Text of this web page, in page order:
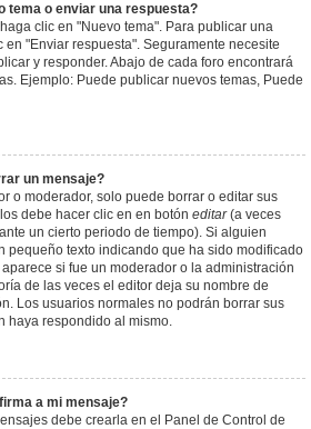
tema o enviar una respuesta?
clic en "Nuevo tema". Para publicar una
"Enviar respuesta". Seguramente necesite
y responder. Abajo de cada foro encontrará
Ejemplo: Puede publicar nuevos temas, Puede
un mensaje?
o moderador, solo puede borrar o editar sus
debe hacer clic en en botón editar(a veces
un cierto periodo de tiempo). Si alguien
pequeño texto indicando que ha sido modificado
si fue un moderador o la administración
de las veces el editor deja su nombre de
Los usuarios normales no podrán borrar sus
haya respondido al mismo.
a mi mensaje?
debe crearla en el Panel de Control de